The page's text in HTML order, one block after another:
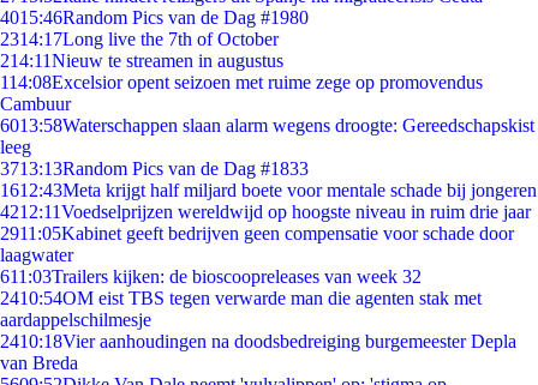
4015:46Random Pics van de Dag #1980
2314:17Long live the 7th of October
214:11Nieuw te streamen in augustus
114:08Excelsior opent seizoen met ruime zege op promovendus
Cambuur
6013:58Waterschappen slaan alarm wegens droogte: Gereedschapskist
leeg
3713:13Random Pics van de Dag #1833
1612:43Meta krijgt half miljard boete voor mentale schade bij jongeren
4212:11Voedselprijzen wereldwijd op hoogste niveau in ruim drie jaar
2911:05Kabinet geeft bedrijven geen compensatie voor schade door
laagwater
611:03Trailers kijken: de bioscoopreleases van week 32
2410:54OM eist TBS tegen verwarde man die agenten stak met
aardappelschilmesje
2410:18Vier aanhoudingen na doodsbedreiging burgemeester Depla
van Breda